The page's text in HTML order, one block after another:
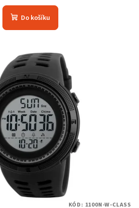
hodnocení
produktu
5
hvězdiček.
Do košíku
KÓD: 1100N-W-CLASS